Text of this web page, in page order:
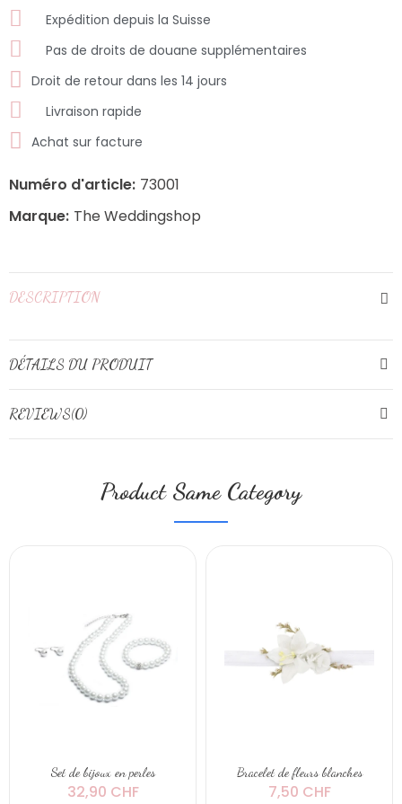
Expédition depuis la Suisse
Pas de droits de douane supplémentaires
Droit de retour dans les 14 jours
Livraison rapide
Achat sur facture
Numéro d'article: 73001
Marque: The Weddingshop
DESCRIPTION
DÉTAILS DU PRODUIT
REVIEWS(0)
Product Same Category
Set de bijoux en perles
32,90 CHF
Bracelet de fleurs blanches
7,50 CHF